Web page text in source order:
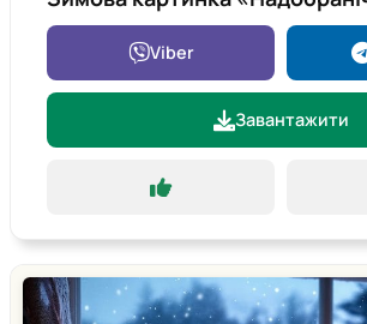
Viber
Завантажити